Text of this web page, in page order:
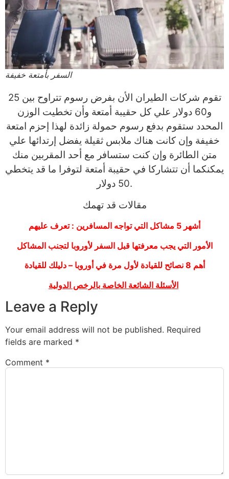
السفر بأمتعة خفيفة
تقوم شركات الطيران الأن بفرض رسوم تتراوح بين 25
و60 دولار علي كل حقيبة أمتعة وأن تخطيت الوزن
المحدد ستقوم بدفع رسوم حمولة زائدة لهذا إحزم امتعة
خفيفة وإن كانت هناك ملابس ثقيلة يفضل إرتدائها علي
متن الطائرة وإن كنت ستسافر مع أحد المقربين منك
يمكنكما أن تتشاركا في حقيبة أمتعة لتوفرا ما قد يتخطي
50 دولار.
مقالات قد تهمك
أشهر 5 مشاكل التي تواجه المسافرين : تعرف عليهم
الأمور التي يجب معرفتها قبل السفر لأوروبا لتجنب المشاكل
أهم 8 نصائح للقيادة لأول مرة في أوروبا – دليلك للقيادة
الأسئلة الشائعة الخاصة بالرخص الدولية
Leave a Reply
Your email address will not be published. Required
fields are marked *
Comment *